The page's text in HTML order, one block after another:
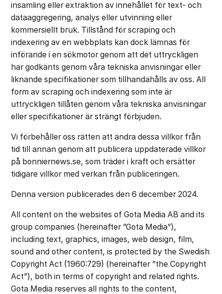
insamling eller extraktion av innehållet för text- och
dataaggregering, analys eller utvinning eller
kommersiellt bruk. Tillstånd för scraping och
indexering av en webbplats kan dock lämnas för
införande i en sökmotor genom att det uttryckligen
har godkänts genom våra tekniska anvisningar eller
liknande specifikationer som tillhandahålls av oss. All
form av scraping och indexering som inte är
uttryckligen tillåten genom våra tekniska anvisningar
eller specifikationer är strängt förbjuden.
Vi förbehåller oss rätten att ändra dessa villkor från
tid till annan genom att publicera uppdaterade villkor
på bonniernews.se, som träder i kraft och ersätter
tidigare villkor med verkan från publiceringen.
‍Denna version publicerades den 6 december 2024.
All content on the websites of Gota Media AB and its
group companies (hereinafter ”Gota Media”),
including text, graphics, images, web design, film,
sound and other content, is protected by the Swedish
Copyright Act (1960:729) (hereinafter ”the Copyright
Act”), both in terms of copyright and related rights.
Gota Media reserves all rights to the content,